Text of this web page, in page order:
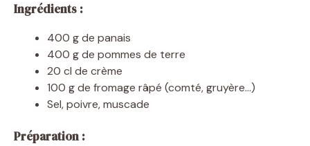
Ingrédients :
400 g de panais
400 g de pommes de terre
20 cl de crème
100 g de fromage râpé (comté, gruyère…)
Sel, poivre, muscade
Préparation :